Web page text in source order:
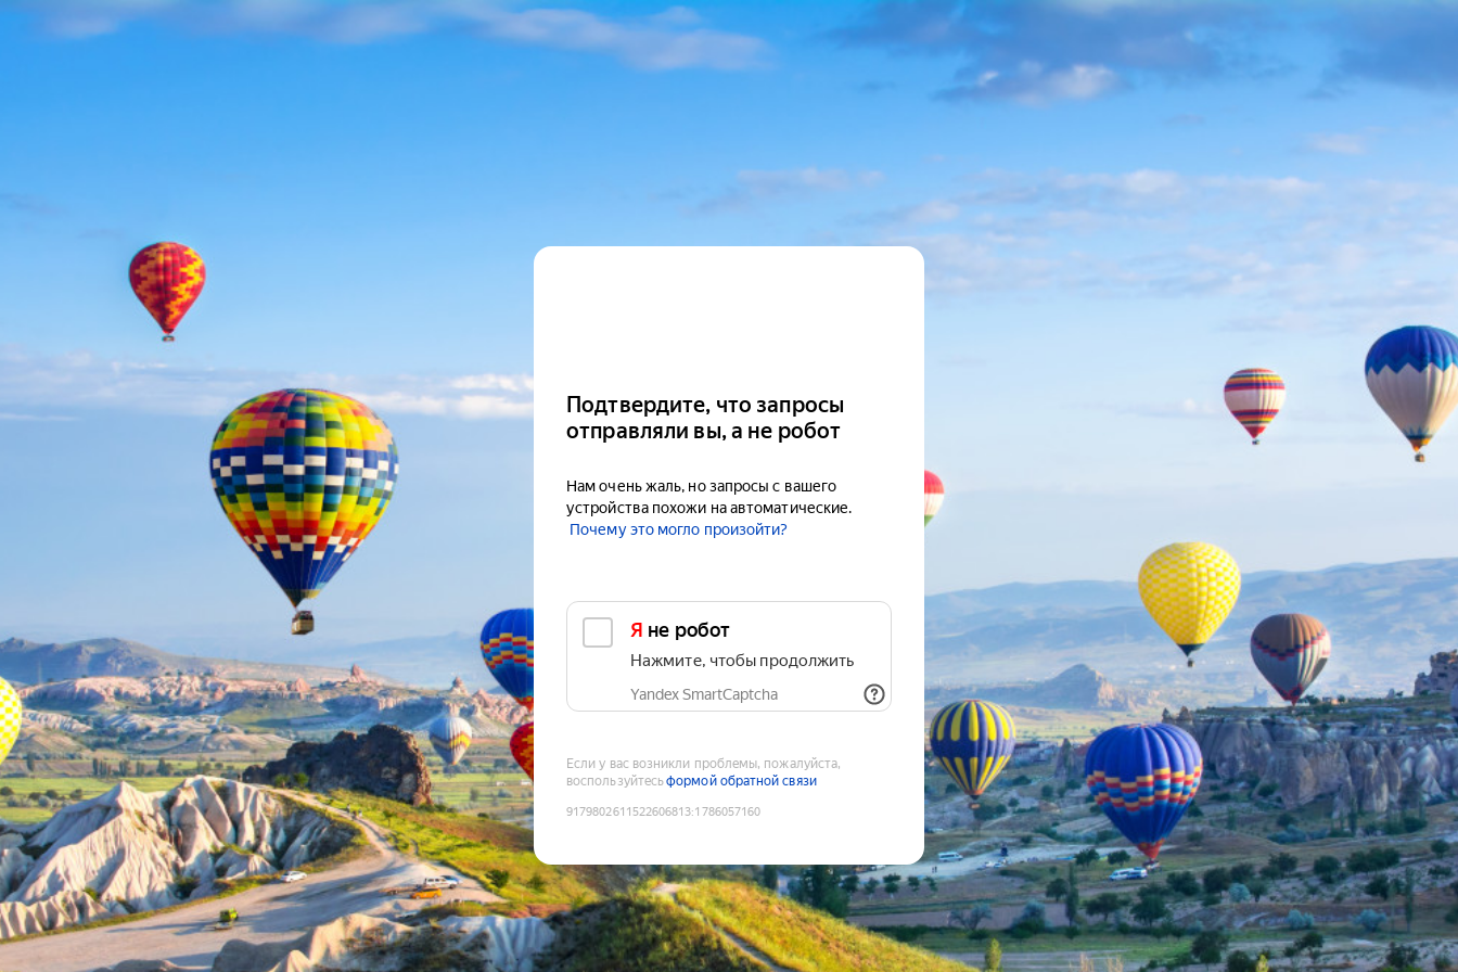
Подтвердите, что запросы
отправляли вы, а не робот
Нам очень жаль, но запросы с вашего
устройства похожи на автоматические.
Почему это могло произойти?
Я не робот
Нажмите, чтобы продолжить
Yandex SmartCaptcha
Если у вас возникли проблемы, пожалуйста,
воспользуйтесьформой обратной связи
9179802611522606813:1786057160